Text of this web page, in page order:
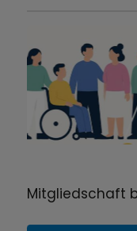
Mitgliedschaft